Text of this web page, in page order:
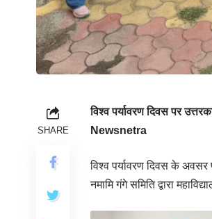
SHARE
विश्व पर्यावरण दिवस पर
Newsnetra
विश्व पर्यावरण दिवस के
नमामि गंगे समिति द्वारा